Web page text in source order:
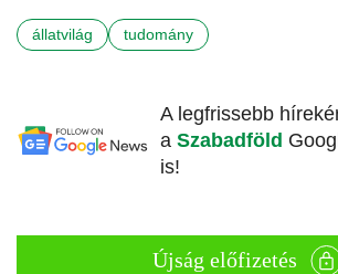
állatvilág tudomány
A legfrissebb
a Szabadföld
is!
Újság előfizetés